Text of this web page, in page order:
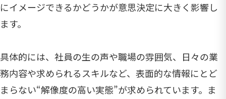
にイメージできるかどうかが意思決定に大きく影響し
ます。
具体的には、社員の生の声や職場の雰囲気、日々の業
務内容や求められるスキルなど、表面的な情報にとど
まらない“解像度の高い実態”が求められています。ま